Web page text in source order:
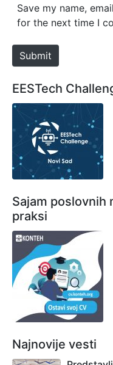
e
Save my name,
for the next time I
Submit
EESTech
Sajam poslovnih
praksi
Najnovije vesti